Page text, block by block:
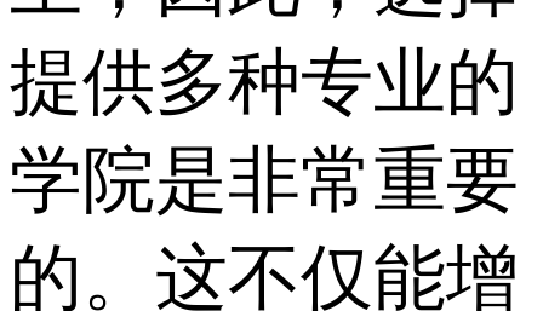
提供多种专业的
学院是非常重要
的。这不仅能增